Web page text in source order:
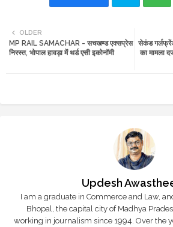
tte ats
सेकंड
का मामला
OLDER
MP RAIL SAMACHAR - सचखण्ड एक्सप्रेस
निरस्त, भोपाल हावड़ा में थर्ड एसी इकोनॉमी
Updesh
I am a graduate in Commerce and Law,
Bhopal, the capital city of Madhya
working in journalism since 1994. Over the